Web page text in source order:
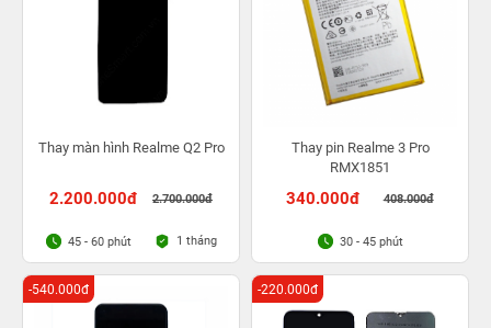
Thay màn hình Realme Q2 Pro
2.200.000đ 2.700.000đ
45 - 60 phút 1 tháng
Thay pin Realme 3 Pro
RMX1851
340.000đ 408.000đ
30 - 45 phút
-540.000đ -220.000đ